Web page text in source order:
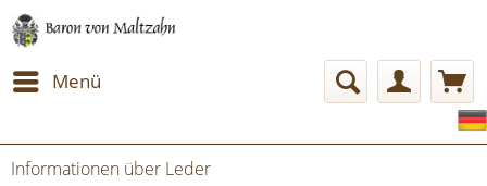
Menü
Informationen über Leder